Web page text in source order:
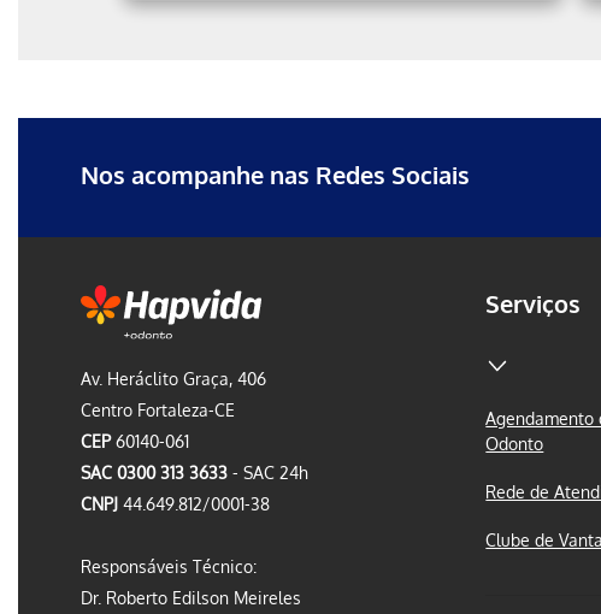
Nos acompanhe nas Redes Sociais
Av. Heráclito Graça, 406
Centro Fortaleza-CE
CEP60140-061
SAC 0300 313 3633- SAC 24h
CNPJ44.649.812/0001-38
Responsáveis Técnico:
Dr. Roberto Edilson Meireles
Serviços
Agendamento
Odonto
Rede de
Clube de